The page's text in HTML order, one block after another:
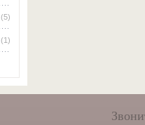
(5)
(1)